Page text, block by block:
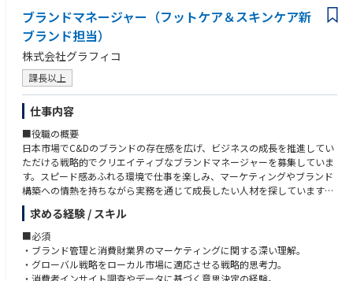
国際的な環境で活躍するチャンスを提供します。
⑤ 社外発信（希望に応じてチャレンジ）
セミナー登壇、記事執筆、カンファレンス登壇、コミュニティイベントで
の発信など、
社外向けの発信を担当いただきます。
最初は社内練習から段階的にステップアップできます。
■担当プロダクトまたはプロジェクト
まずは1カテゴリから担当し、徐々に担当範囲を広げていただけます。
・ITインフラ領域：ネットワーク、セキュリティ、クラウド基盤
・アプリケーション領域：Natic（ERP／BPM）
・ワークプレイス（Zoom／Asana 等）
・データ＆AI領域：neo AI（生成AI）、Azure OpenAI、Databricks。Dom
o など。
■ポジションの魅力
・外部登壇に興味がある
・ITインフラ or アプリ or AIのどれか得意分野がある
プリセールス／営業／PMM経験者は特に歓迎いたします。
ブランドマネージャー（フットケア＆スキンケア新
ブランド担当）
株式会社グラフィコ
課長以上
仕事内容
■役職の概要
日本市場でC&Dのブランドの存在感を広げ、ビジネスの成長を推進してい
ただける戦略的でクリエイティブなブランドマネージャーを募集していま
す。スピード感あふれる環境で仕事を楽しみ、マーケティングやブランド
構築への情熱を持ちながら実務を通じて成長したい人材を探しています。
採用後は、ブランドマネージャーとして、ブランド開発やマーケティング
戦略・企画開発をリードし、米国のインターナショナルマーケティングチ
ームと連携し、ブランドの成功を担います。このポジションでは、企業と
ともに成長して日本市場での強力なビジネス基盤を築きつつ、グローバル
ネットワークの資産や知識を活用することができます。
求める経験 / スキル
■必須
・ブランド管理と消費財業界のマーケティングに関する深い理解。
・グローバル戦略をローカル市場に適応させる戦略的思考力。